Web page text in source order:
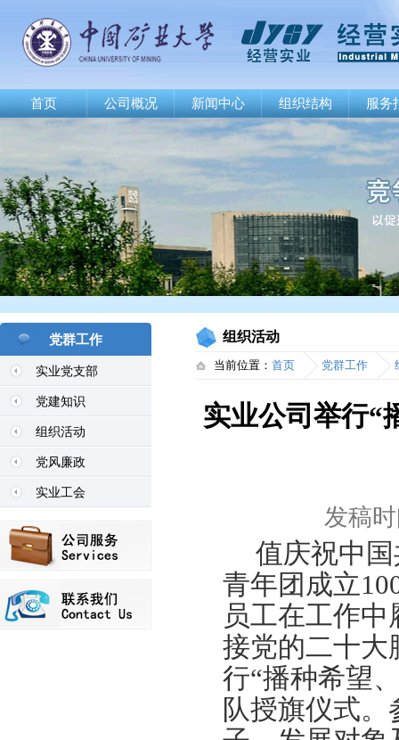
首页 公司概况 新闻中心 组织结构 服务
党群工作
实业党支部
党建知识
组织活动
党风廉政
实业工会
组织活动
当前位置： 首页 党群工作
实业公司举行“
发稿
值庆祝中
青年团成立
员工在工作
接党的二十大
行“播种希望
队授旗仪式